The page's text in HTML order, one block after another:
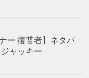
ー 復讐者】ネタバ
ャッキー